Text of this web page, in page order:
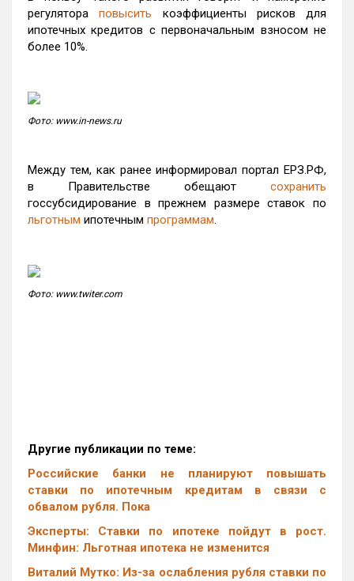
регулятораповысить коэффициенты рисков для
ипотечных кредитов с первоначальным взносом не
более 10%.
Фото: www.in-news.ru
Между тем, как ранее информировал портал ЕРЗ.РФ,
в Правительстве обещают сохранить
госсубсидирование в прежнем размере ставок по
льготным ипотечным программам.
Фото: www.twiter.com
Другие публикации по теме:
Российские банки не планируют повышать
ставки по ипотечным кредитам в связи с
обвалом рубля. Пока
Эксперты: Ставки по ипотеке пойдут в рост.
Минфин: Льготная ипотека не изменится
Виталий Мутко: Из-за ослабления рубля ставки по